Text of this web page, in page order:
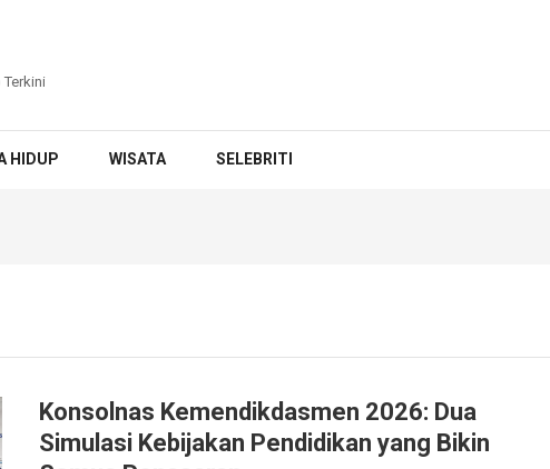
HIDUP WISATA SELEBRITI
Konsolnas Kemendikdasmen 2026: Dua
Simulasi Kebijakan Pendidikan yang Bikin